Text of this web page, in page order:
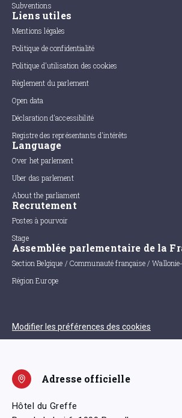
Subventions
Liens utiles
Mentions légales
Politique de confidentialité
Politique d'utilisation des cookies
Règlement du parlement
Open data
Déclaration d'accessibilité
Registre des représentants d'intérêts
Language
Over het parlement
Uber das parlement
About the parliament
Recrutement
Postes à pourvoir
Stage
Assemblée parlementaire de la
Section Belgique / Communauté française /
Région Europe
Modifier les préférences des cookies
Adresse officielle
Hôtel du Greffe